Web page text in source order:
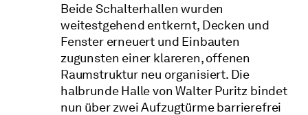
Beide Schalterhallen wurden
weitestgehend entkernt, Decken und
Fenster erneuert und Einbauten
zugunsten einer klareren, offenen
Raumstruktur neu organisiert. Die
halbrunde Halle von Walter Puritz bindet
nun über zwei Aufzugtürme barrierefrei